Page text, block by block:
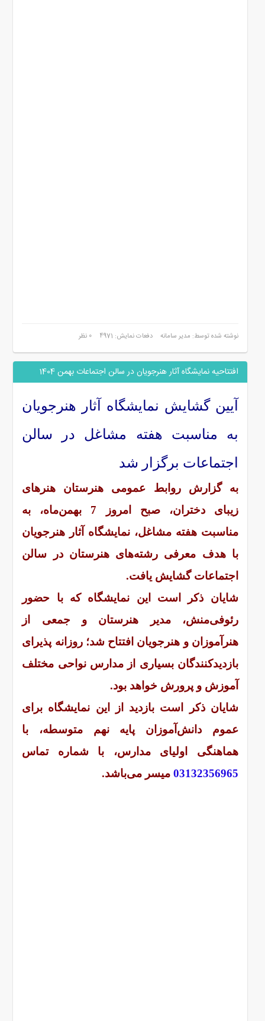
نوشته شده توسط: مدیر سامانه دفعات نمایش: 4971 0 نظر
افتتاحیه نمایشگاه آثار هنرجویان در سالن اجتماعات بهمن 1404
آیین گشایش نمایشگاه آثار هنرجویان
به مناسبت هفته مشاغل در سالن
اجتماعات برگزار شد
به گزارش روابط عمومی هنرستان هنرهای
زیبای دختران، صبح امروز 7 بهمن‌ماه، به
مناسبت هفته مشاغل، نمایشگاه آثار هنرجویان
با هدف معرفی رشته‌های هنرستان در سالن
اجتماعات گشایش یافت.
شایان ذکر است این نمایشگاه که با حضور
رئوفی‌منش، مدیر هنرستان و جمعی از
هنرآموزان و هنرجویان افتتاح شد؛ روزانه پذیرای
بازدیدکنندگان بسیاری از مدارس نواحی مختلف
آموزش و پرورش خواهد بود.
شایان ذکر است بازدید از این نمایشگاه برای
عموم دانش‌آموزان پایه نهم متوسطه، با
هماهنگی اولیای مدارس، با شماره تماس
03132356965 میسر می‌باشد.